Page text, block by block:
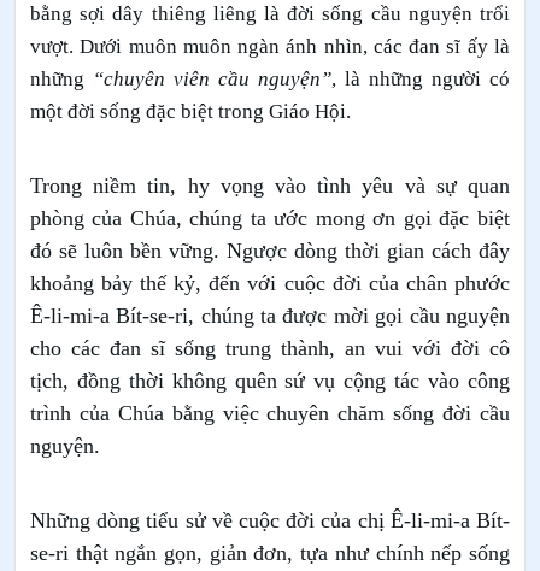
bằng sợi dây thiêng liêng là đời sống cầu nguyện trổi
vượt. Dưới muôn muôn ngàn ánh nhìn, các đan sĩ ấy là
những “chuyên viên cầu nguyện”, là những người có
một đời sống đặc biệt trong Giáo Hội.
Trong niềm tin, hy vọng vào tình yêu và sự quan
phòng của Chúa, chúng ta ước mong ơn gọi đặc biệt
đó sẽ luôn bền vững. Ngược dòng thời gian cách đây
khoảng bảy thế kỷ, đến với cuộc đời của chân phước
Ê-li-mi-a Bít-se-ri, chúng ta được mời gọi cầu nguyện
cho các đan sĩ sống trung thành, an vui với đời cô
tịch, đồng thời không quên sứ vụ cộng tác vào công
trình của Chúa bằng việc chuyên chăm sống đời cầu
nguyện.
Những dòng tiểu sử về cuộc đời của chị Ê-li-mi-a Bít-
se-ri thật ngắn gọn, giản đơn, tựa như chính nếp sống